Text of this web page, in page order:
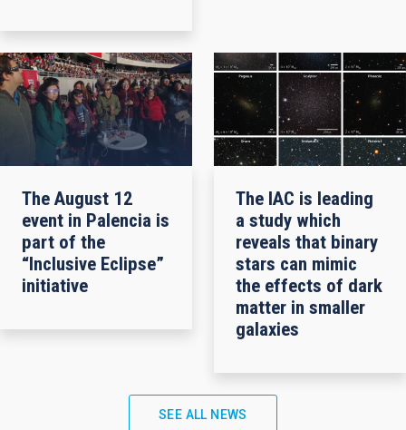
The August 12
event in Palencia is
part of the
“Inclusive Eclipse”
initiative
The IAC is leading
a study which
reveals that binary
stars can mimic
the effects of dark
matter in smaller
galaxies
SEE ALL NEWS